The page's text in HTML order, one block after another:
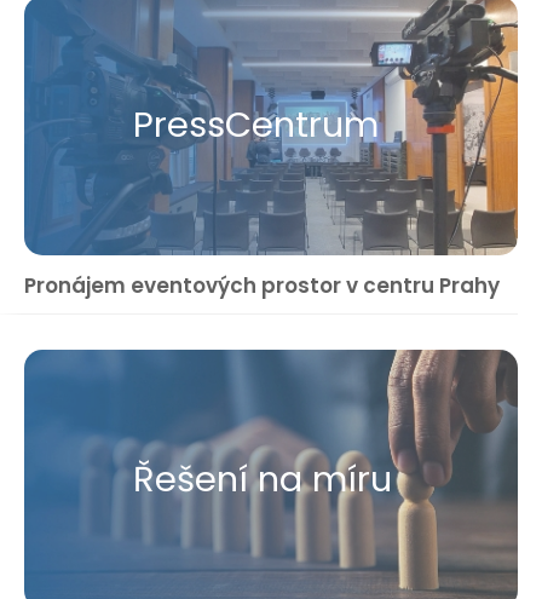
Press​Centrum
Pronájem eventových prostor v centru Prahy
Řešení na míru